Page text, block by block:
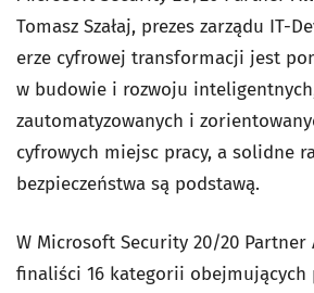
Tomasz Szałaj, prezes zarządu IT-
erze cyfrowej transformacji jest
w budowie i rozwoju
zautomatyzowanych i
cyfrowych miejsc pracy, a solidne
bezpieczeństwa są podstawą.
W Microsoft Security 20/20 Partner
finaliści 16 kategorii obejmujących